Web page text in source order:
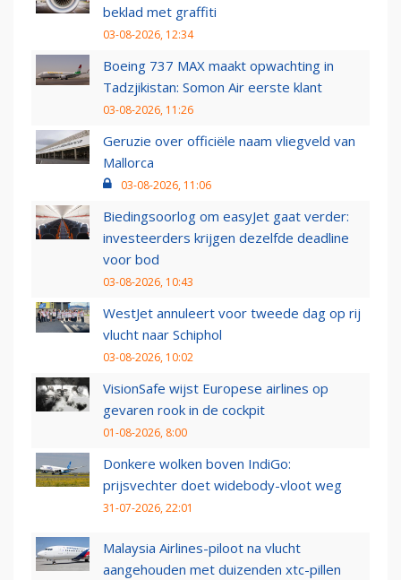
beklad met graffiti
03-08-2026, 12:34
Boeing 737 MAX maakt opwachting in
Tadzjikistan: Somon Air eerste klant
03-08-2026, 11:26
Geruzie over officiële naam vliegveld van
Mallorca
03-08-2026, 11:06
Biedingsoorlog om easyJet gaat verder:
investeerders krijgen dezelfde deadline
voor bod
03-08-2026, 10:43
WestJet annuleert voor tweede dag op rij
vlucht naar Schiphol
03-08-2026, 10:02
VisionSafe wijst Europese airlines op
gevaren rook in de cockpit
01-08-2026, 8:00
Donkere wolken boven IndiGo:
prijsvechter doet widebody-vloot weg
31-07-2026, 22:01
Malaysia Airlines-piloot na vlucht
aangehouden met duizenden xtc-pillen